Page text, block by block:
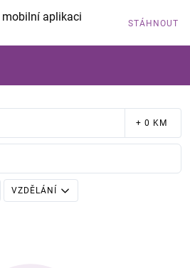
aplikaci STÁHNOUT
+ 0 KM
VZDĚLÁNÍ